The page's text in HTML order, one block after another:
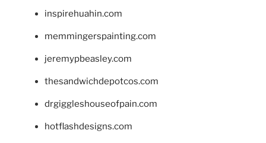
inspirehuahin.com
memmingerspainting.com
jeremypbeasley.com
thesandwichdepotcos.com
drgiggleshouseofpain.com
hotflashdesigns.com